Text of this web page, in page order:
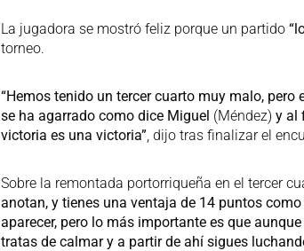
La jugadora se mostró feliz porque un partido
torneo.
“Hemos tenido un tercer cuarto muy malo,
se ha agarrado como dice Miguel (Méndez) y al
victoria es una victoria” , dijo tras finalizar el
Sobre la remontada portorriqueña en el tercer
anotan, y tienes una ventaja de 14 puntos
aparecer, pero lo más importante es que
tratas de calmar y a partir de ahí sigues